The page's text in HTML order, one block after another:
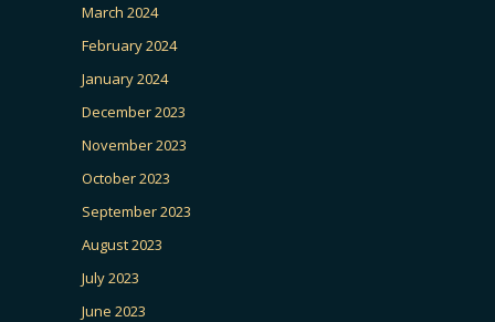
March 2024
February 2024
January 2024
December 2023
November 2023
October 2023
September 2023
August 2023
July 2023
June 2023